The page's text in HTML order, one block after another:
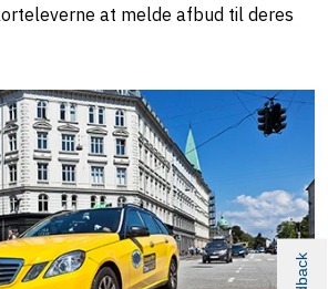
at melde afbud til deres